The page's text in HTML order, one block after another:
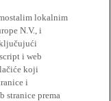
lokalnim
N.V., i
i web
koji
i
stranice prema